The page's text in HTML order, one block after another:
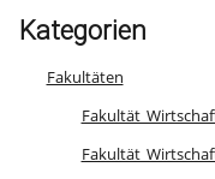
Kategorien
Fakultäten
Fakultät
Fakultät